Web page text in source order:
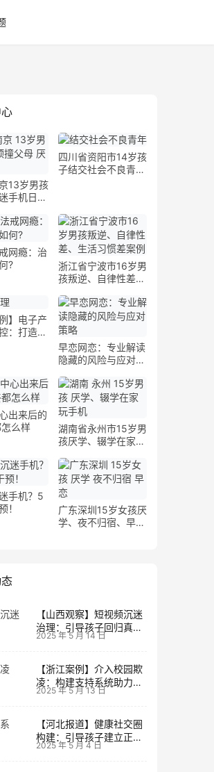
13岁男孩
手机日夜
四川省资阳市14岁孩
子结交社会不良青年
网瘾：治
?
浙江省宁波市16岁男
孩叛逆、自律性差、
】电子产
：打造科
早恋网恋：专业解读
隐藏的风险与应对策
出来后的
么样
湖南省永州市15岁男
孩厌学、辍学在家玩
手机？5
！
广东深圳15岁女孩厌
学、夜不归宿、早恋
【山西观察】短视频沉迷
治理：引导孩子回归真实
生活
2025 年 5 月 14 日
【浙江案例】介入校园欺
凌：构建支持系统助力孩
子成长
2025 年 5 月 13 日
【河北报道】健康社交圈
构建：引导孩子建立正向
人际关系
2025 年 5 月 4 日